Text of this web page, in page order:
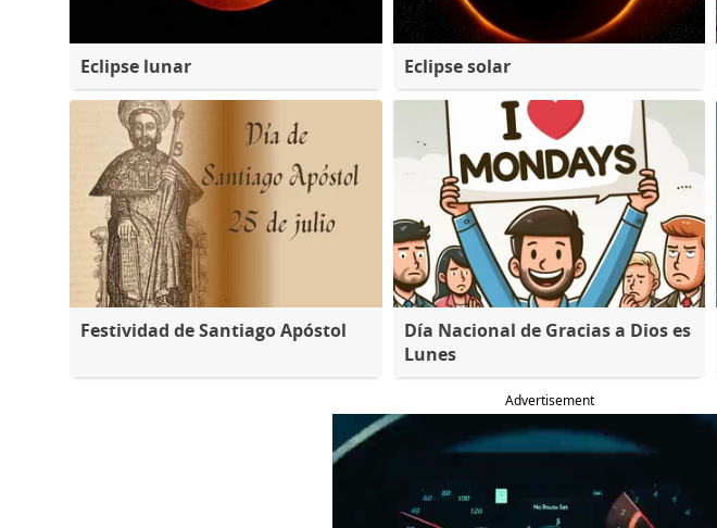
Eclipse lunar Eclipse solar
Festividad de Santiago Apóstol
Día Nacional de Gracias a Dios es
Lunes
Advertisement